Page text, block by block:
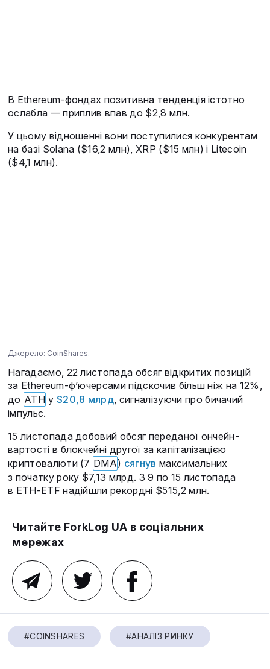
В Ethereum-фондах позитивна тенденція істотно
ослабла — приплив впав до $2,8 млн.
У цьому відношенні вони поступилися конкурентам
на базі Solana ($16,2 млн), XRP ($15 млн) і Litecoin
($4,1 млн).
Джерело: CoinShares.
Нагадаємо, 22 листопада обсяг відкритих позицій
за Ethereum-ф’ючерсами підскочив більш ніж на 12%,
до ATH у $20,8 млрд , сигналізуючи про бичачий
імпульс.
15 листопада добовий обсяг переданої ончейн-
вартості в блокчейні другої за капіталізацією
криптовалюти (7 DMA) сягнув максимальних
з початку року $7,13 млрд. З 9 по 15 листопада
в ETH-ETF надійшли рекордні $515,2 млн.
Читайте ForkLog UA в соціальних
мережах
#COINSHARES #АНАЛІЗ РИНКУ